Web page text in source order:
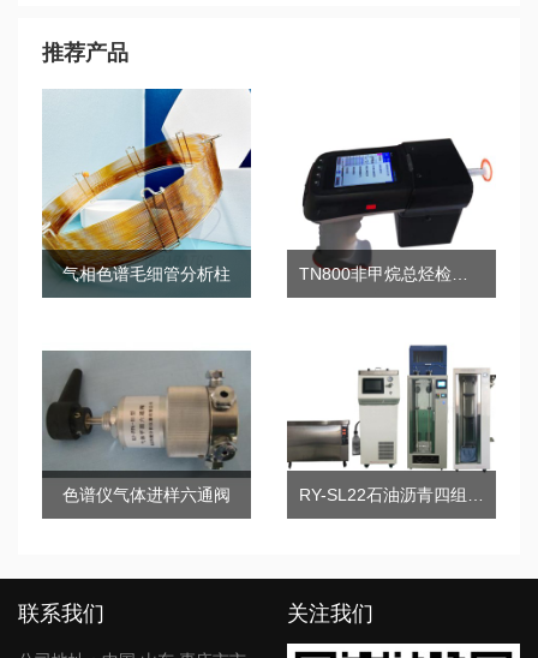
推荐产品
气相色谱毛细管分析柱 TN800非甲烷总烃检测仪（手持式）
色谱仪气体进样六通阀 RY-SL22石油沥青四组分测定仪
联系我们 关注我们